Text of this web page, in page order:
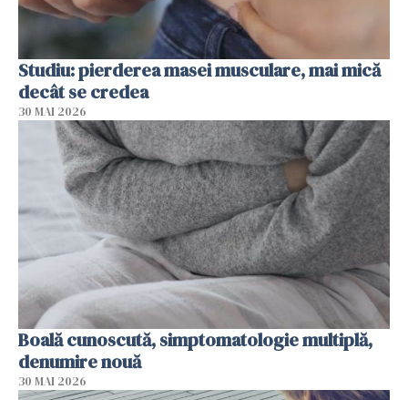
Studiu: pierderea masei musculare, mai mică
decât se credea
30 MAI 2026
Boală cunoscută, simptomatologie multiplă,
denumire nouă
30 MAI 2026